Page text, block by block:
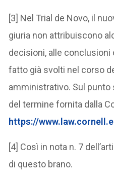
[3] Nel Trial de Novo, il
giuria non attribuiscono
decisioni, alle conclusioni
fatto già svolti nel corso
amministrativo. Sul punto
del termine fornita dalla
https://
[4] Così in nota n. 7
di questo brano.